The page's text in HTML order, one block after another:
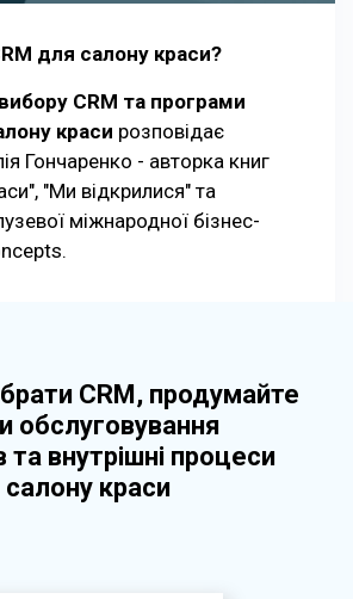
для салону краси?
вибору CRM та програми
краси розповідає
Гончаренко - авторка книг
"Ми відкрилися" та
міжнародної бізнес-
CRM, продумайте
обслуговування
та внутрішні процеси
краси